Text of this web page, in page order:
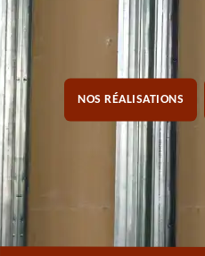
NOS RÉALISATIONS